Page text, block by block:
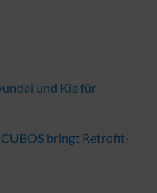
und Kia für
bringt Retrofit-